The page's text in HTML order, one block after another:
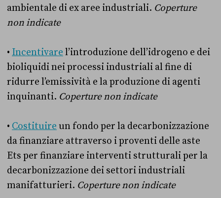
ambientale di ex aree industriali. Coperture
non indicate
• Incentivare l’introduzione dell’idrogeno e dei
bioliquidi nei processi industriali al fine di
ridurre l’emissività e la produzione di agenti
inquinanti. Coperture non indicate
• Costituire un fondo per la decarbonizzazione
da finanziare attraverso i proventi delle aste
Ets per finanziare interventi strutturali per la
decarbonizzazione dei settori industriali
manifatturieri. Coperture non indicate